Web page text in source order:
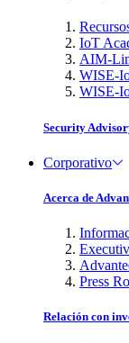
IoT
AIM-
WISE-
WISE-
Security
Corporativo
Acerca de
Press
Relación con